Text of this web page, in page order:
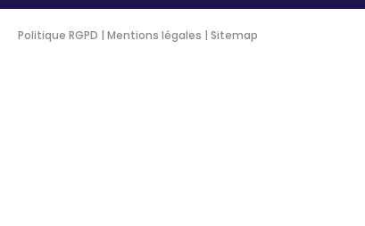
Politique RGPD | Mentions légales | Sitemap